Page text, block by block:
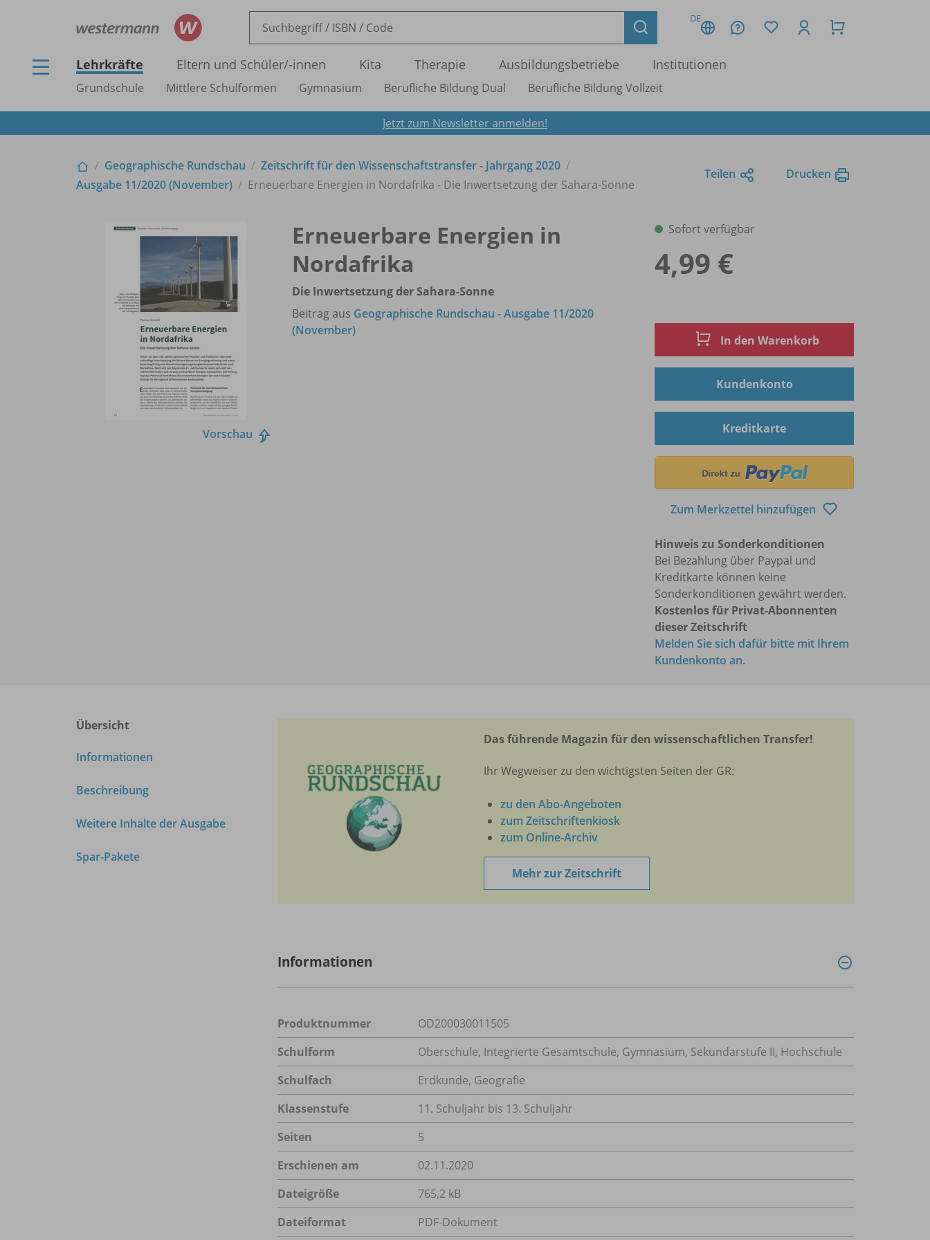
DE
Lehrkräfte Eltern und Schüler/-innen Kita Therapie Ausbildungsbetriebe Institutionen
Grundschule Mittlere Schulformen Gymnasium Berufliche Bildung Dual Berufliche Bildung Vollzeit
Jetzt zum Newsletter anmelden!
Geographische Rundschau
Zeitschrift für den Wissenschaftstransfer - Jahrgang 2020
Ausgabe 11/2020 (November) Erneuerbare Energien in Nordafrika - Die Inwertsetzung der Sahara-Sonne
Teilen Drucken
Vorschau
Erneuerbare Energien in
Nordafrika
Die Inwertsetzung der Sahara-Sonne
Beitrag aus Geographische Rundschau - Ausgabe 11/2020
(November)
Sofort verfügbar
4,99 €
In den Warenkorb
Kundenkonto
Kreditkarte
Zum Merkzettel hinzufügen
Hinweis zu Sonderkonditionen
Bei Bezahlung über Paypal und
Kreditkarte können keine
Sonderkonditionen gewährt werden.
Kostenlos für Privat-Abonnenten
dieser Zeitschrift
Melden Sie sich dafür bitte mit Ihrem
Kundenkonto an.
Übersicht
Informationen
Beschreibung
Weitere Inhalte der Ausgabe
Spar-Pakete
Das führende Magazin für den wissenschaftlichen Transfer!
Ihr Wegweiser zu den wichtigsten Seiten der GR:
zu den Abo-Angeboten
zum Zeitschriftenkiosk
zum Online-Archiv
Mehr zur Zeitschrift
Informationen
Produktnummer
OD200030011505
Schulform
Oberschule, Integrierte Gesamtschule, Gymnasium, Sekundarstufe II, Hochschule
Schulfach
Erdkunde, Geografie
Klassenstufe
11. Schuljahr bis 13. Schuljahr
Seiten
5
Erschienen am
02.11.2020
Dateigröße
765,2 kB
Dateiformat
PDF-Dokument